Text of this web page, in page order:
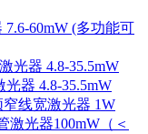
7.6-60mW (多功能可
光器 4.8-35.5mW
器 4.8-35.5mW
线宽激光器 1W
激光器100mW（＜